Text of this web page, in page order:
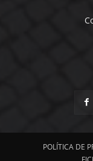
POLÍTICA DE